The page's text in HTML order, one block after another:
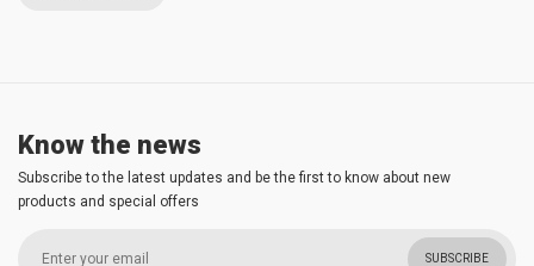
Know the news
Subscribe to the latest updates and be the first to know about new
products and special offers
SUBSCRIBE